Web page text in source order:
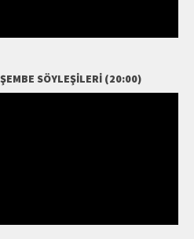
SÖYLEŞILERI (20:00)